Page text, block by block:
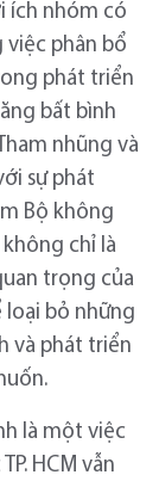
ích nhóm có
phân bổ
phát triển
bất bình
nhũng và
sự phát
Bộ không
chỉ là
trọng của
loại bỏ những
và phát triển
là một việc
HCM vẫn